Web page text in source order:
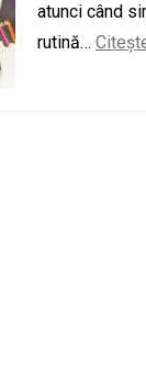
atunci când
rutină…